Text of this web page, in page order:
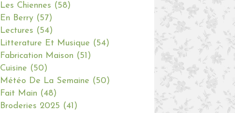
Les Chiennes (58)
En Berry (57)
Lectures (54)
Litterature Et Musique (54)
Fabrication Maison (51)
Cuisine (50)
Météo De La Semaine (50)
Fait Main (48)
Broderies 2025 (41)